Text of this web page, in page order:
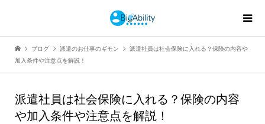
ブログ 派遣のお仕事のギモン
派遣社員は社会保険に入れる？保険の内容や
加入条件や注意点を解説！
派遣社員は社会保険に入れる？保険の内容
や加入条件や注意点を解説！